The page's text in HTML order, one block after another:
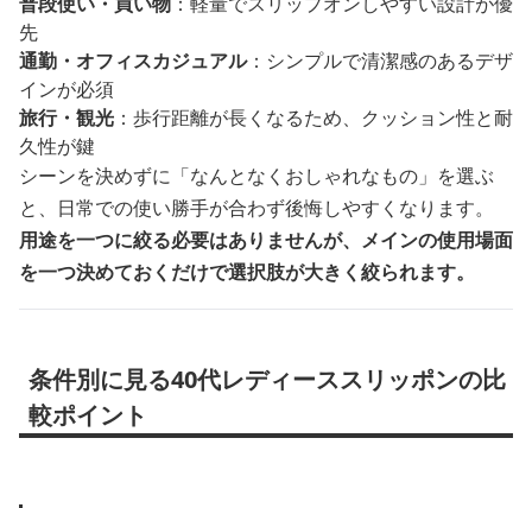
先
通勤・オフィスカジュアル：シンプルで清潔感のあるデザ
インが必須
旅行・観光 ：歩行距離が長くなるため、クッション性と耐
久性が鍵
シーンを決めずに「なんとなくおしゃれなもの」を選ぶ
と、日常での使い勝手が合わず後悔しやすくなります。
用途を一つに絞る必要はありませんが、メインの使用場面
を一つ決めておくだけで選択肢が大きく絞られます。
条件別に見る40代レディーススリッポンの比
較ポイント